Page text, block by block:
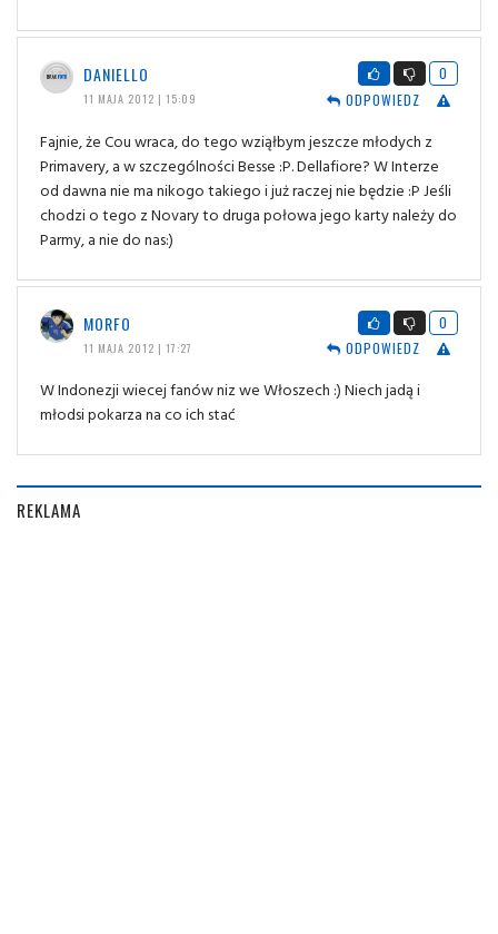
DANIELLO
11 MAJA 2012 | 15:09
0
ODPOWIEDZ
Fajnie, że Cou wraca, do tego wziąłbym jeszcze młodych z
Primavery, a w szczególności Besse :P. Dellafiore? W Interze
od dawna nie ma nikogo takiego i już raczej nie będzie :P Jeśli
chodzi o tego z Novary to druga połowa jego karty należy do
Parmy, a nie do nas:)
MORFO
11 MAJA 2012 | 17:27
0
ODPOWIEDZ
W Indonezji wiecej fanów niz we Włoszech :) Niech jadą i
młodsi pokarza na co ich stać
REKLAMA